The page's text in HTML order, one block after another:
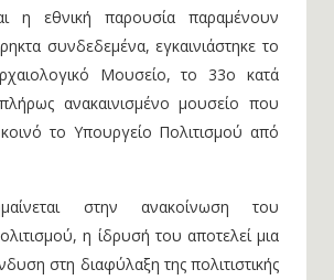
η εθνική παρουσία παραμένουν
συνδεδεμένα, εγκαινιάστηκε το
Μουσείο, το 33ο κατά
ανακαινισμένο μουσείο που
το Υπουργείο Πολιτισμού από
στην ανακοίνωση του
η ίδρυσή του αποτελεί μια
στη διαφύλαξη της πολιτιστικής